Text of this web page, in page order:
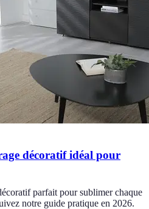
décoratif idéal pour
parfait pour sublimer chaque
notre guide pratique en 2026.